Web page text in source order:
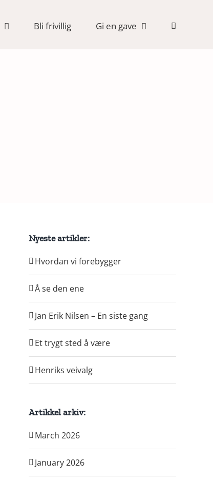
Bli frivillig Gi en gave
Nyeste artikler:
Hvordan vi forebygger
Å se den ene
Jan Erik Nilsen – En siste gang
Et trygt sted å være
Henriks veivalg
Artikkel arkiv:
March 2026
January 2026